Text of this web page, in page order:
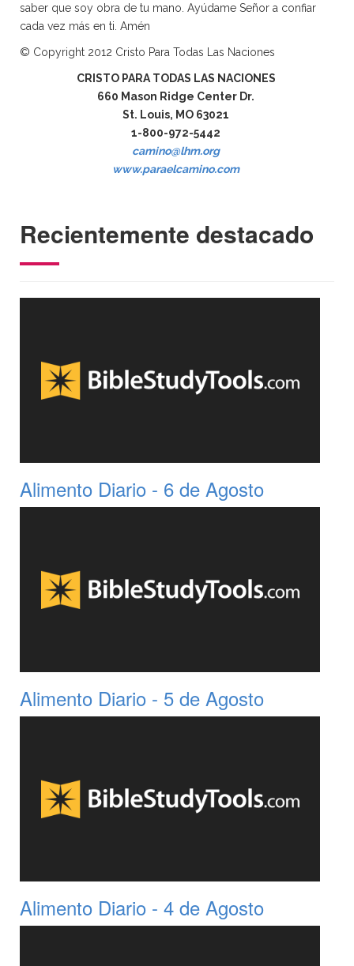
saber que soy obra de tu mano. Ayúdame Señor a confiar
cada vez más en ti. Amén
© Copyright 2012 Cristo Para Todas Las Naciones
CRISTO PARA TODAS LAS NACIONES
660 Mason Ridge Center Dr.
St. Louis, MO 63021
1-800-972-5442
camino@lhm.org
www.paraelcamino.com
Recientemente destacado
Alimento Diario - 6 de Agosto
Alimento Diario - 5 de Agosto
Alimento Diario - 4 de Agosto